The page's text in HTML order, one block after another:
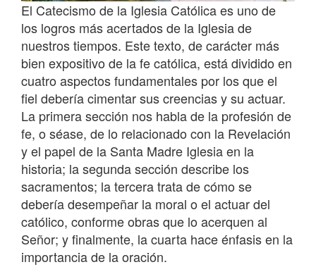
El Catecismo de la Iglesia Católica es uno de
los logros más acertados de la Iglesia de
nuestros tiempos. Este texto, de carácter más
bien expositivo de la fe católica, está dividido en
cuatro aspectos fundamentales por los que el
fiel debería cimentar sus creencias y su actuar.
La primera sección nos habla de la profesión de
fe, o séase, de lo relacionado con la Revelación
y el papel de la Santa Madre Iglesia en la
historia; la segunda sección describe los
sacramentos; la tercera trata de cómo se
debería desempeñar la moral o el actuar del
católico, conforme obras que lo acerquen al
Señor; y finalmente, la cuarta hace énfasis en la
importancia de la oración.